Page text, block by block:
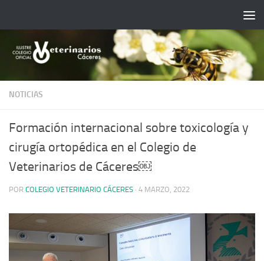
NOTICIAS
Formación internacional sobre toxicología y
cirugía ortopédica en el Colegio de
Veterinarios de Cáceres￼
POR COLEGIO VETERINARIO CÁCERES · 4 MARZO, 2022